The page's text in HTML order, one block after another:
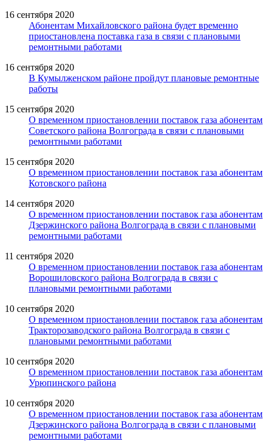
16 сентября 2020
Абонентам Михайловского района будет временно
приостановлена поставка газа в связи с плановыми
ремонтными работами
16 сентября 2020
В Кумылженском районе пройдут плановые ремонтные
работы
15 сентября 2020
О временном приостановлении поставок газа абонентам
Советского района Волгограда в связи с плановыми
ремонтными работами
15 сентября 2020
О временном приостановлении поставок газа абонентам
Котовского района
14 сентября 2020
О временном приостановлении поставок газа абонентам
Дзержинского района Волгограда в связи с плановыми
ремонтными работами
11 сентября 2020
О временном приостановлении поставок газа абонентам
Ворошиловского района Волгограда в связи с
плановыми ремонтными работами
10 сентября 2020
О временном приостановлении поставок газа абонентам
Тракторозаводского района Волгограда в связи с
плановыми ремонтными работами
10 сентября 2020
О временном приостановлении поставок газа абонентам
Урюпинского района
10 сентября 2020
О временном приостановлении поставок газа абонентам
Дзержинского района Волгограда в связи с плановыми
ремонтными работами